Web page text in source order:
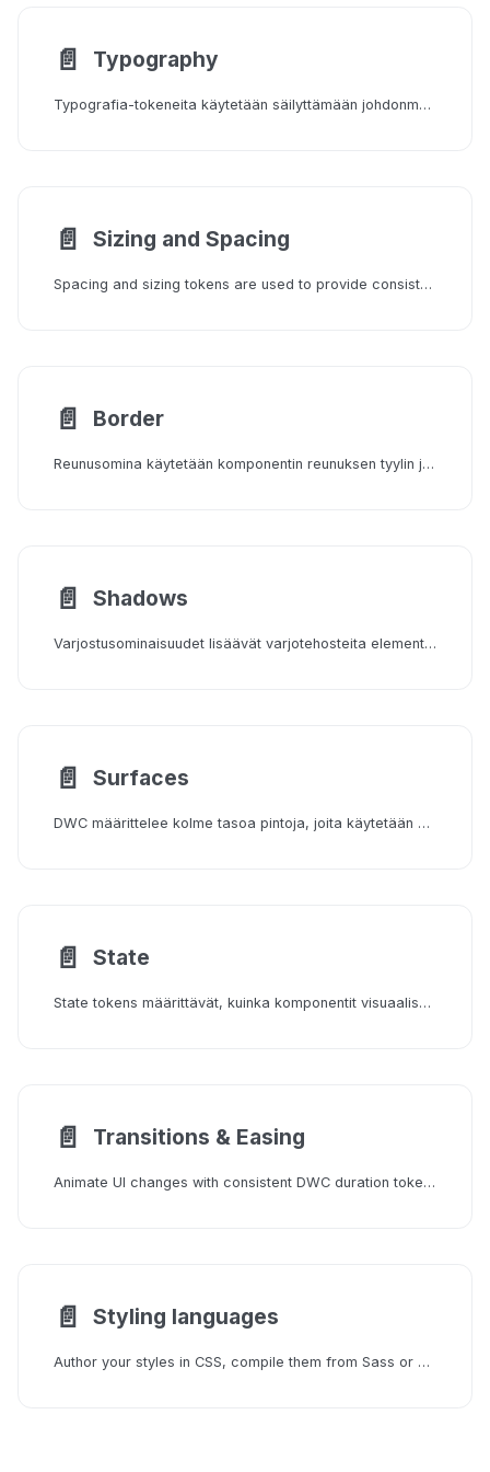
📄️ Typography
Typografia-tokeneita käytetään säilyttämään johdonmukainen fontti-estetiikka sovelluksessasi.
📄️ Sizing and Spacing
Spacing and sizing tokens are used to provide consistent spacing and sizing in your app. All sizing and spacing properties are defined in rem.
📄️ Border
Reunusomina käytetään komponentin reunuksen tyylin ja leveyden hallitsemiseen. Katso saatavilla olevat reunustyylit.
📄️ Shadows
Varjostusominaisuudet lisäävät varjotehosteita elementin kehän ympärille. Varjostukset merkitsevät käyttöliittymässä päällekkäin olevia kohteita.
📄️ Surfaces
DWC määrittelee kolme tasoa pintoja, joita käytetään käyttöliittymän hierarkian järjestämiseen yhdessä varjojen kanssa. Kaikki väripaletin värit on testattu siten, että niiden ja näiden pintojen välillä on tarpeeksi kontrastia.
📄️ State
State tokens määrittävät, kuinka komponentit visuaalisesti reagoivat käyttäjän vuorovaikutukseen, esimerkiksi kun ne ovat poistettu käytöstä tai fokusoitu. Nämä muuttujat auttavat varmistamaan johdonmukaisen käyttäytymisen ja tyylin kaikissa käyttöliittymäelementeissä, ja niitä voidaan helposti mukauttaa vastaamaan suunnittelujärjestelmääsi.
📄️ Transitions & Easing
Animate UI changes with consistent DWC duration tokens and cubic-bezier easing curves for natural-feeling transitions.
📄️ Styling languages
Author your styles in CSS, compile them from Sass or Less, or generate them with Tailwind, and load the result into a webforJ app.